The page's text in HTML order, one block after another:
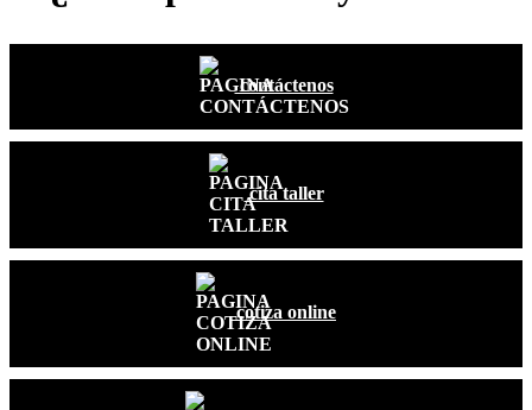
contáctenos
cita taller
cotiza online